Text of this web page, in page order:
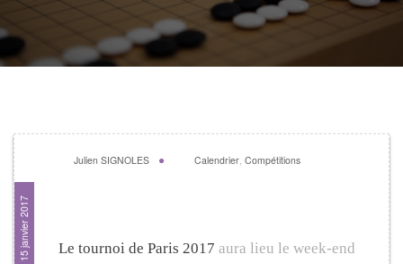
15 janvier 2017
Julien SIGNOLES Calendrier, Compétitions
Le tournoi de Paris 2017 aura lieu le week-end